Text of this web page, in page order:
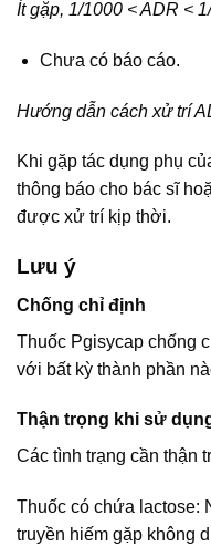
Ít gặp, 1/1000 < ADR <
Chưa có báo cáo.
Hướng dẫn cách xử trí
Khi gặp tác dụng phụ
thông báo cho bác sĩ
được xử trí kịp thời.
Lưu ý
Chống chỉ định
Thuốc Pgisycap chống
với bất kỳ thành phần
Thận trọng khi sử
Các tình trạng cần thận
Thuốc có chứa lactose:
truyền hiếm gặp không